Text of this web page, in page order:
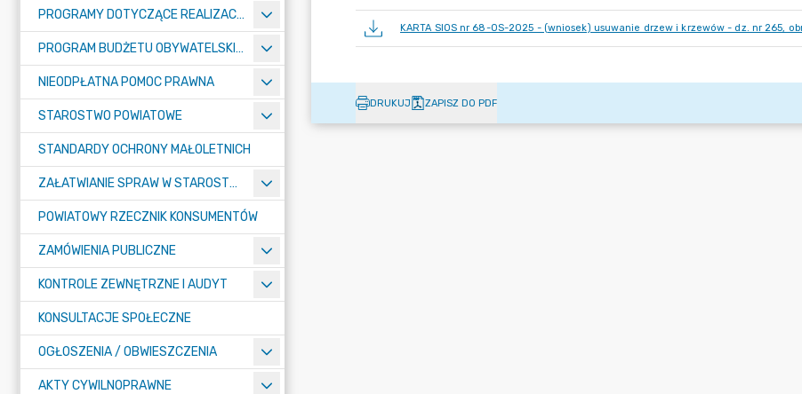
PROGRAMY DOTYCZĄCE REALIZACJI ZADAŃ PUBLICZNYCH
PROGRAM BUDŻETU OBYWATELSKIEGO POWIATU BYDGOSKIEGO
NIEODPŁATNA POMOC PRAWNA
STAROSTWO POWIATOWE
STANDARDY OCHRONY MAŁOLETNICH
ZAŁATWIANIE SPRAW W STAROSTWIE
POWIATOWY RZECZNIK KONSUMENTÓW
ZAMÓWIENIA PUBLICZNE
KONTROLE ZEWNĘTRZNE I AUDYT
KONSULTACJE SPOŁECZNE
OGŁOSZENIA / OBWIESZCZENIA
AKTY CYWILNOPRAWNE
KARTA SIOS nr 68-OS-2025 - (wniosek) usuwanie drzew i krzewów - dz. nr 265,
DRUKUJ ZAPISZ DO PDF